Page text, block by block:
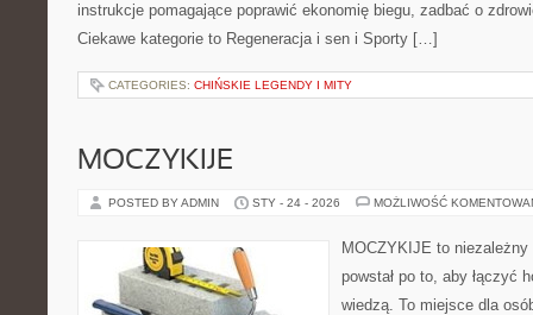
instrukcje pomagające poprawić ekonomię biegu, zadbać o
Ciekawe kategorie to Regeneracja i sen i Sporty […]
CATEGORIES: CHIŃSKIE LEGENDY I MITY
MOCZYKIJE
POSTED BY ADMIN STY - 24 - 2026 MOŻLIWOŚĆ
MOCZYKIJE to niezależny
powstał po to, aby łączyć
wiedzą. To miejsce dla